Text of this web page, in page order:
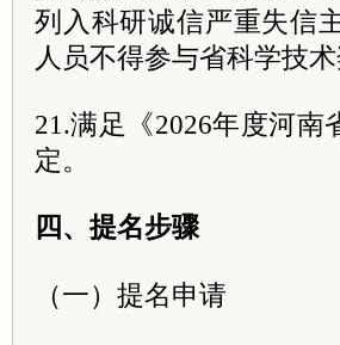
列入科研诚信严重失信
人员不得参与省科学技术
21.满足《2026年度河
定。
四、提名步骤
（一）提名申请